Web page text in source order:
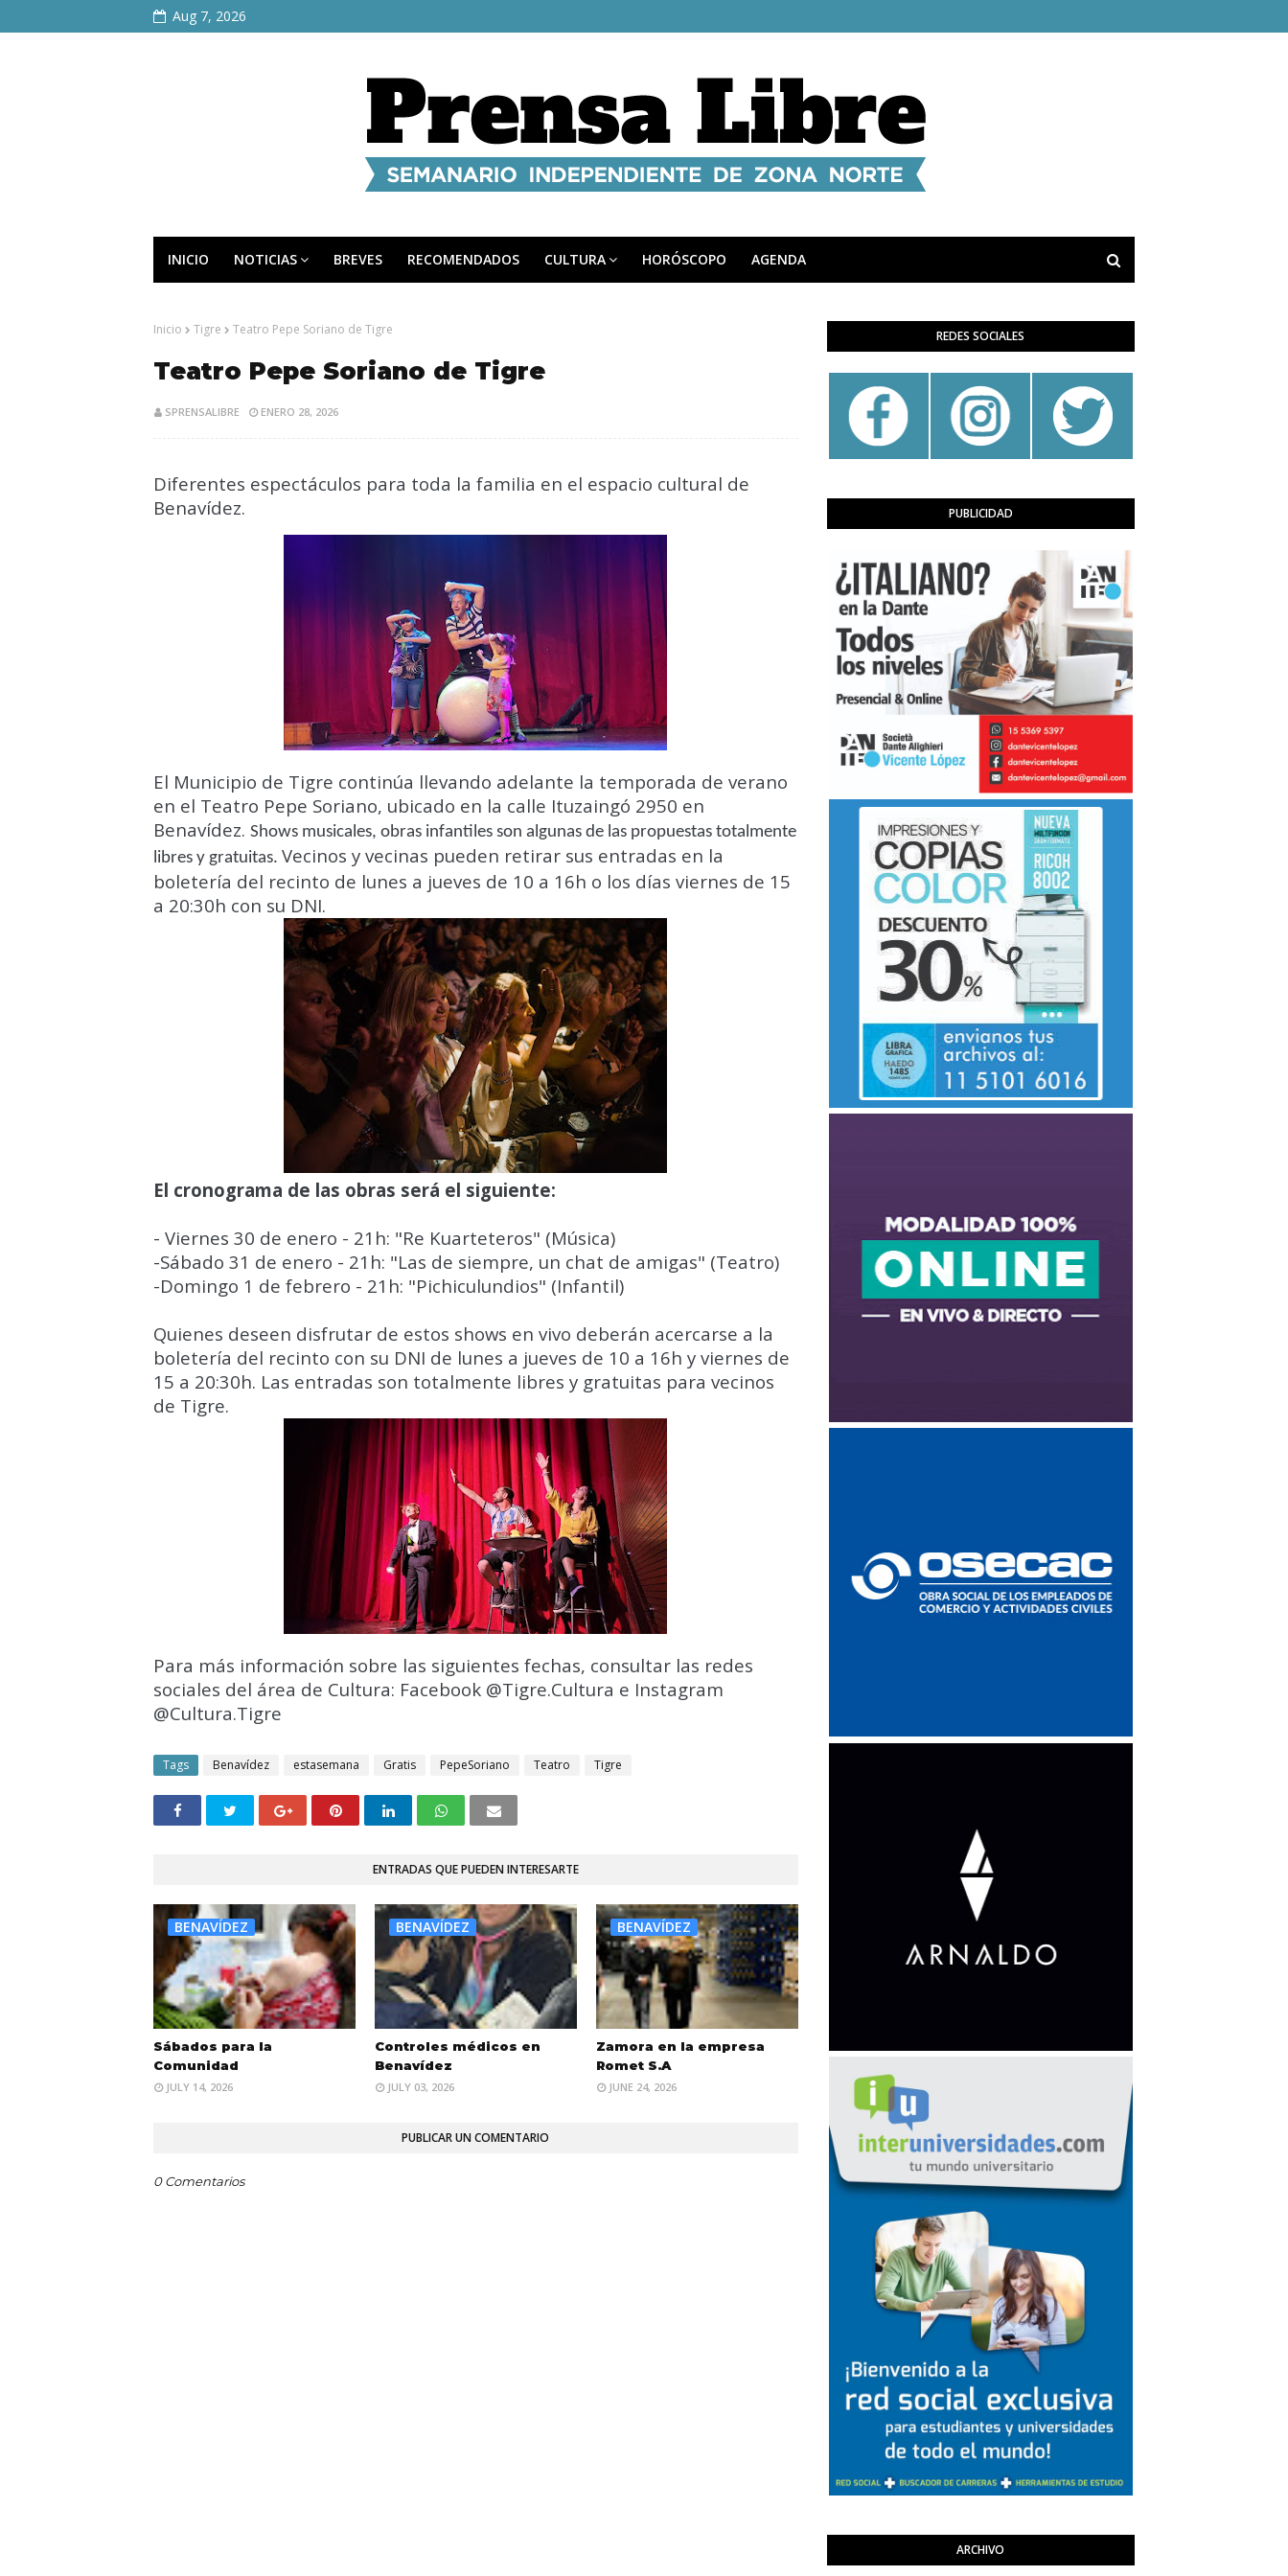
Aug 7, 2026
INICIO NOTICIAS BREVES RECOMENDADOS CULTURA HORÓSCOPO AGENDA
Inicio Tigre Teatro Pepe Soriano de Tigre
Teatro Pepe Soriano de Tigre
SPRENSALIBRE ENERO 28, 2026
Diferentes espectáculos para toda la familia en el espacio cultural de
Benavídez.
El Municipio de Tigre continúa llevando adelante la temporada de verano
en el Teatro Pepe Soriano, ubicado en la calle Ituzaingó 2950 en
Benavídez. Shows musicales, obras infantiles son algunas de las propuestas totalmente
libres y gratuitas. Vecinos y vecinas pueden retirar sus entradas en la
boletería del recinto de lunes a jueves de 10 a 16h o los días viernes de 15
a 20:30h con su DNI.
El cronograma de las obras será el siguiente:
- Viernes 30 de enero - 21h: "Re Kuarteteros" (Música)
-Sábado 31 de enero - 21h: "Las de siempre, un chat de amigas" (Teatro)
-Domingo 1 de febrero - 21h: "Pichiculundios" (Infantil)
Quienes deseen disfrutar de estos shows en vivo deberán acercarse a la
boletería del recinto con su DNI de lunes a jueves de 10 a 16h y viernes de
15 a 20:30h. Las entradas son totalmente libres y gratuitas para vecinos
de Tigre.
Para más información sobre las siguientes fechas, consultar las redes
sociales del área de Cultura: Facebook @Tigre.Cultura e Instagram
@Cultura.Tigre
Tags Benavídez estasemana Gratis PepeSoriano Teatro Tigre
ENTRADAS QUE PUEDEN INTERESARTE
BENAVÍDEZ
Sábados para la
Comunidad
JULY 14, 2026
BENAVÍDEZ
Controles médicos en
Benavídez
JULY 03, 2026
BENAVÍDEZ
Zamora en la empresa
Romet S.A
JUNE 24, 2026
PUBLICAR UN COMENTARIO
0 Comentarios
REDES SOCIALES
PUBLICIDAD
ARCHIVO